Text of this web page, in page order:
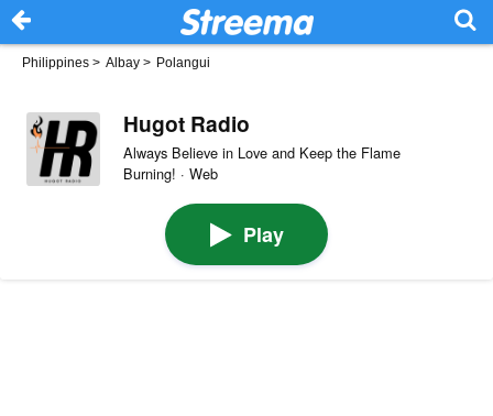
Philippines > Albay > Polangui
Hugot Radio
Always Believe in Love and Keep the Flame
Burning! · Web
Play